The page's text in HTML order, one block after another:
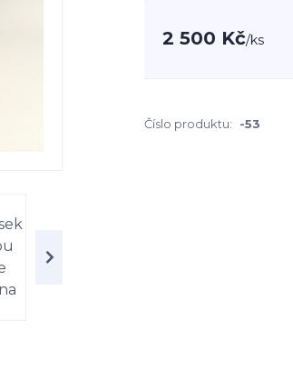
2 500 Kč/ks
Číslo produktu: -53